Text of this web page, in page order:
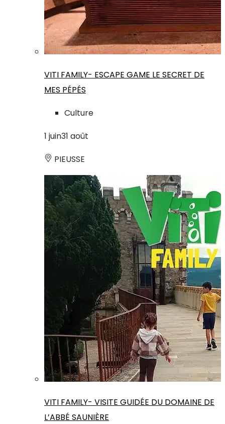
VITI FAMILY- ESCAPE GAME LE SECRET DE
MES PÉPÉS
Culture
1 juin31 août
PIEUSSE
VITI FAMILY- VISITE GUIDÉE DU DOMAINE DE
L’ABBÉ SAUNIÈRE